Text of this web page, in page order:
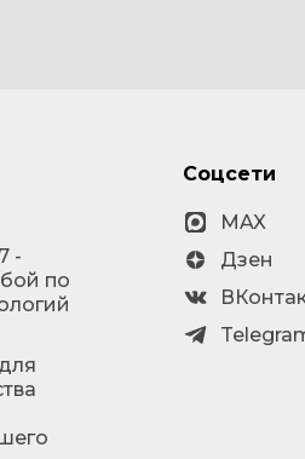
-
по
Соцсети
MAX
Дзен